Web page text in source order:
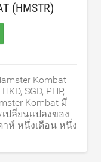
(HMSTR)
Kombat
SGD, PHP,
Kombat มี
ปลี่ยนแปลงของ
ห์ หนึ่งเดือน หนึ่ง